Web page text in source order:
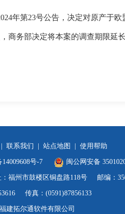
第23号公告，决定对原产于欧
务部决定将本案的调查期限延长
联系我们 站点地图 使用帮助
14009608号-7 闽公网安备
福州市鼓楼区铜盘路118号 邮编：
传真：(0591)87856133
建拓尔通软件有限公司